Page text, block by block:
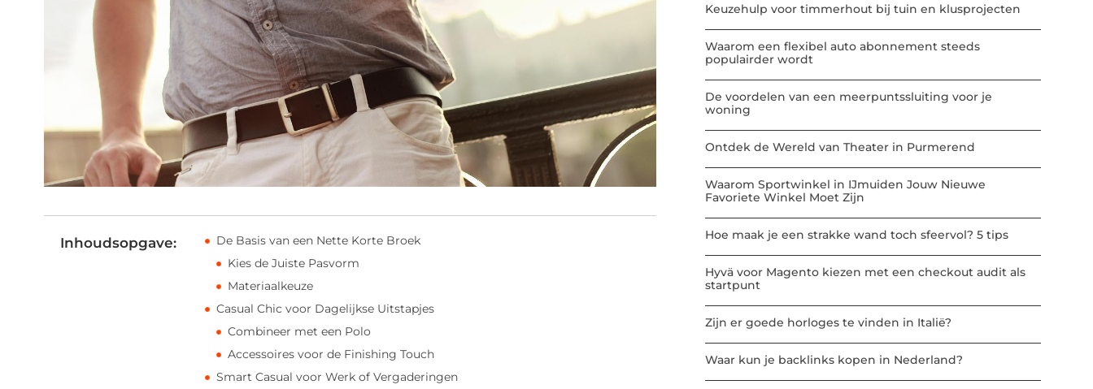
Inhoudsopgave:
De Basis van een Nette Korte Broek
Kies de Juiste Pasvorm
Materiaalkeuze
Casual Chic voor Dagelijkse Uitstapjes
Combineer met een Polo
Accessoires voor de Finishing Touch
Smart Casual voor Werk of Vergaderingen
Keuzehulp voor timmerhout bij tuin en klusprojecten
Waarom een flexibel auto abonnement steeds
populairder wordt
De voordelen van een meerpuntssluiting voor je
woning
Ontdek de Wereld van Theater in Purmerend
Waarom Sportwinkel in IJmuiden Jouw Nieuwe
Favoriete Winkel Moet Zijn
Hoe maak je een strakke wand toch sfeervol? 5 tips
Hyvä voor Magento kiezen met een checkout audit als
startpunt
Zijn er goede horloges te vinden in Italië?
Waar kun je backlinks kopen in Nederland?